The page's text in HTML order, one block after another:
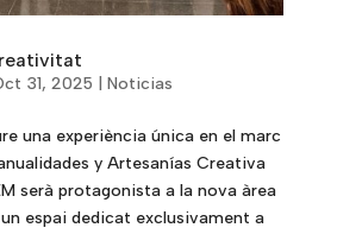
31, 2025 Noticias
una experiència única en el marc
y Artesanías Creativa
serà protagonista a la nova àrea
espai dedicat exclusivament a